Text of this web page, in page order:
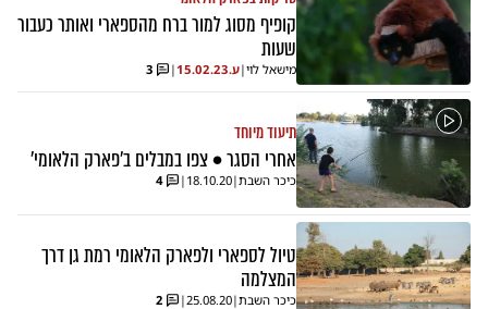
קופיף מסוג למור ברח מהספארי ואותר כעבור
שעות
מישאל לוי|ע.15.02.23
|
3
תיעוד מיוחד
אחרי הסגר • צפו במבלים ב'פארק הלאומי'
כיכר השבת|
18.10.20
|
4
טיול לספארי ולפארק הלאומי רמת גן דרך
המצלמה
כיכר השבת|
25.08.20
|
2